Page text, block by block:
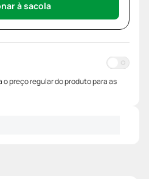
à sacola
preço regular do produto para as